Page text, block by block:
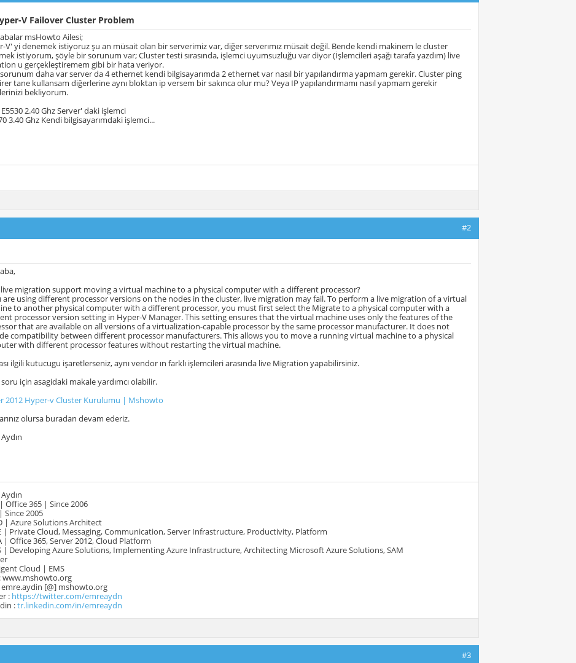
V Failover Cluster Problem
msHowto Ailesi;
V' yi denemek istiyoruz şu an müsait olan bir serverimiz var, diğer serverımız müsait değil. Bende kendi makinem le cluster
istiyorum, şöyle bir sorunum var; Cluster testi sırasında, işlemci uyumsuzluğu var diyor (İşlemcileri aşağı tarafa yazdım) live
u gerçekleştiremem gibi bir hata veriyor.
daha var server da 4 ethernet kendi bilgisayarımda 2 ethernet var nasıl bir yapılandırma yapmam gerekir. Cluster ping
tane kullansam diğerlerine aynı bloktan ip versem bir sakınca olur mu? Veya IP yapılandırmamı nasıl yapmam gerekir
bekliyorum.
2.40 Ghz Server' daki işlemci
3.40 Ghz Kendi bilgisayarımdaki işlemci...
#2
live migration support moving a virtual machine to a physical computer with a different processor?
are using different processor versions on the nodes in the cluster, live migration may fail. To perform a live migration of a virtual
to another physical computer with a different processor, you must first select the Migrate to a physical computer with a
processor version setting in Hyper-V Manager. This setting ensures that the virtual machine uses only the features of the
that are available on all versions of a virtualization-capable processor by the same processor manufacturer. It does not
compatibility between different processor manufacturers. This allows you to move a running virtual machine to a physical
with different processor features without restarting the virtual machine.
ilgili kutucugu işaretlerseniz, aynı vendor ın farklı işlemcileri arasında live Migration yapabilirsiniz.
için asagidaki makale yardımcı olabilir.
2012 Hyper-v Cluster Kurulumu | Mshowto
olursa buradan devam ederiz.
Office 365 | Since 2006
Since 2005
| Azure Solutions Architect
| Private Cloud, Messaging, Communication, Server Infrastructure, Productivity, Platform
| Office 365, Server 2012, Cloud Platform
| Developing Azure Solutions, Implementing Azure Infrastructure, Architecting Microsoft Azure Solutions, SAM
Cloud | EMS
www.mshowto.org
emre.aydin [@] mshowto.org
: https://twitter.com/emreaydn
:tr.linkedin.com/in/emreaydn
#3